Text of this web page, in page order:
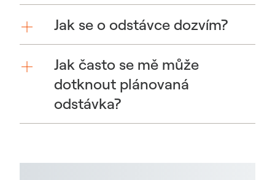
Jak se o odstávce dozvím?
Jak často se mě může
dotknout plánovaná
odstávka?